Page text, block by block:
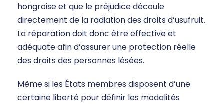
hongroise et que le préjudice découle
directement de la radiation des droits d’usufruit.
La réparation doit donc être effective et
adéquate afin d’assurer une protection réelle
des droits des personnes lésées.
Même si les États membres disposent d’une
certaine liberté pour définir les modalités